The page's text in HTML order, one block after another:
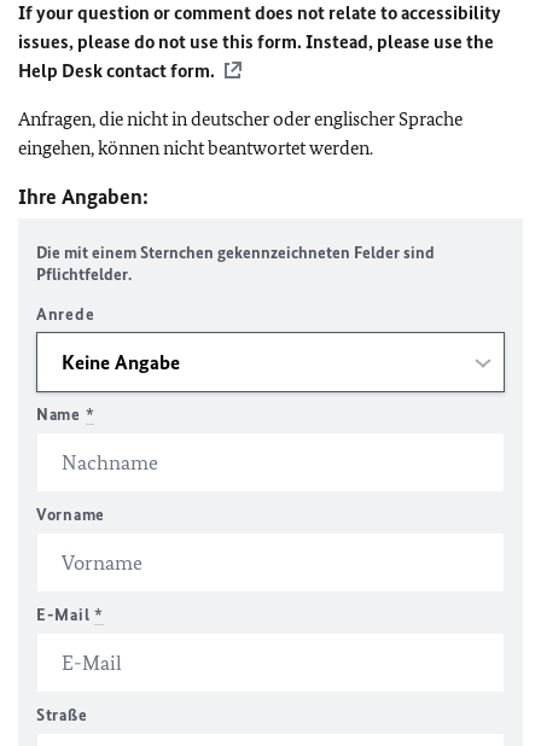
If your question or comment does not relate to accessibility
issues, please do not use this form. Instead, please use the
Help Desk contact form.
Anfragen, die nicht in deutscher oder englischer Sprache
eingehen, können nicht beantwortet werden.
Ihre Angaben:
Die mit einem Sternchen gekennzeichneten Felder sind
Pflichtfelder.
Anrede
Name *
Vorname
E-Mail *
Straße